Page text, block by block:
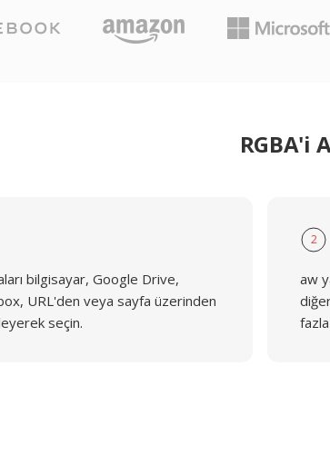
RGBA'i
bilgisayar, Google Drive,
URL'den veya sayfa üzerinden
seçin.
2
aw